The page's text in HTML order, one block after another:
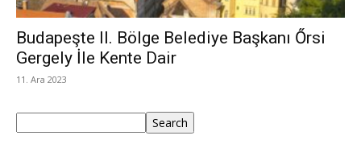
Budapeşte II. Bölge Belediye Başkanı Őrsi
Gergely İle Kente Dair
11. Ara 2023
Search